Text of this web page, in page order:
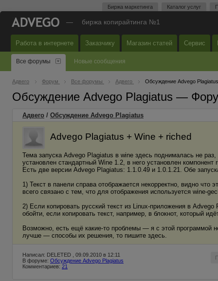
Биржа маркетинга Каталог услуг
— биржа копирайтинга №1
Работа в интернете Заказчику Магазин статей Сервис
Все форумы Новые сообщения
Адвего Форум Все форумы Адвего Обсуждение Advego Plagiatus
Обсуждение Advego Plagiatus —
Адвего / Обсуждение Advego Plagiatus
Advego Plagiatus + Wine + riched
Тема запуска Advego Plagiatus в wine здесь поднималась не
установлен стандартный Wine 1.2, в него установлен
Есть две версии Advego Plagiatus: 1.1.0.49 и 1.0.1.21. Обе
1) Текст в панели справа отображается некорректно, видно
всего связано с тем, что для отображения используется wine-
2) Если копировать русский текст из Linux-приложения в
обойти, если копировать текст, например, в блокнот, который
Возможно, есть ещё какие-то проблемы — я с этой программой
лучше — способы их решения, то пишите здесь.
Написал: DELETED , 09.09.2010 в 12:11
В форуме: Обсуждение Advego Plagiatus
Комментариев: 21